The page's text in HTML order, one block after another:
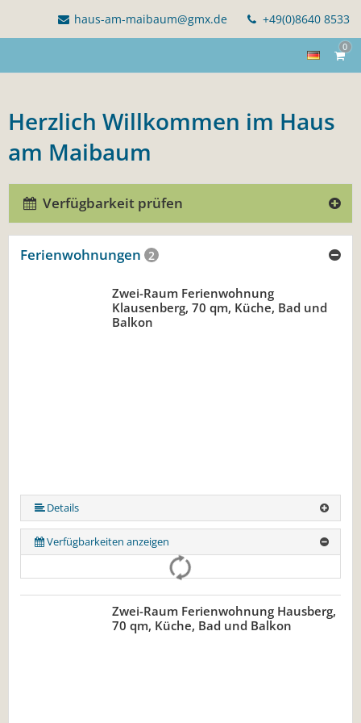
haus-am-maibaum@gmx.de +49(0)8640 8533
0
Herzlich Willkommen im Haus
am Maibaum
Verfügbarkeit prüfen
Ferienwohnungen 2
Zwei-Raum Ferienwohnung
Klausenberg, 70 qm, Küche, Bad und
Balkon
Details
Verfügbarkeiten anzeigen
Zwei-Raum Ferienwohnung Hausberg,
70 qm, Küche, Bad und Balkon